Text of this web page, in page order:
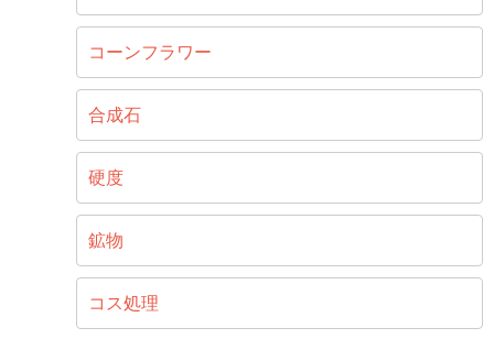
コーンフラワー
合成石
硬度
鉱物
コス処理